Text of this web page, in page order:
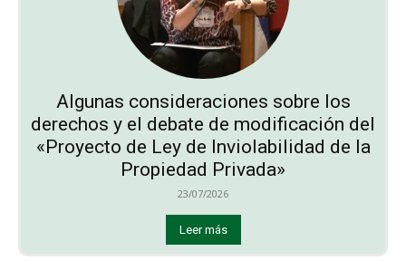
Algunas consideraciones sobre los
derechos y el debate de modificación del
«Proyecto de Ley de Inviolabilidad de la
Propiedad Privada»
23/07/2026
Leer más